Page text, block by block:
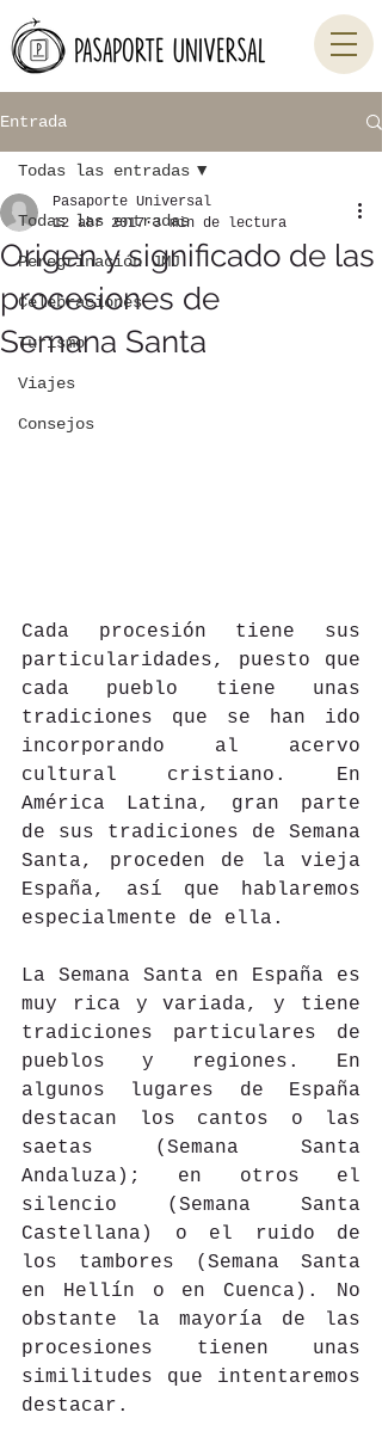
Entrada
Todas las entradas
Peregrinación JMJ
Celebraciones
Turismo
Viajes
Consejos
Todas las entradas
Origen y significado de las
procesiones de
Semana Santa
Pasaporte Universal
12 abr 2017 3 min de lectura
Cada procesión tiene sus
particularidades, puesto que
cada pueblo tiene unas
tradiciones que se han ido
incorporando al acervo
cultural cristiano. En
América Latina, gran parte
de sus tradiciones de Semana
Santa, proceden de la vieja
España, así que hablaremos
especialmente de ella.
La Semana Santa en España es
muy rica y variada, y tiene
tradiciones particulares de
pueblos y regiones. En
algunos lugares de España
destacan los cantos o las
saetas (Semana Santa
Andaluza); en otros el
silencio (Semana Santa
Castellana) o el ruido de
los tambores (Semana Santa
en Hellín o en Cuenca). No
obstante la mayoría de las
procesiones tienen unas
similitudes que intentaremos
destacar.